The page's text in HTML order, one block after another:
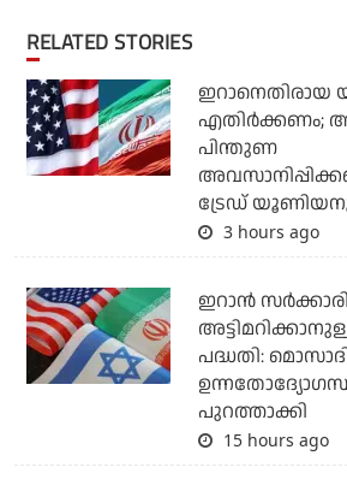
RELATED STORIES
ഇറാനെതിരായ
എതിര്‍ക്കണം;
പിന്തുണ
ട്രേഡ്
3 hours ago
ഇറാന്‍
പദ്ധതി:
പുറത്താക്കി
15 hours ago